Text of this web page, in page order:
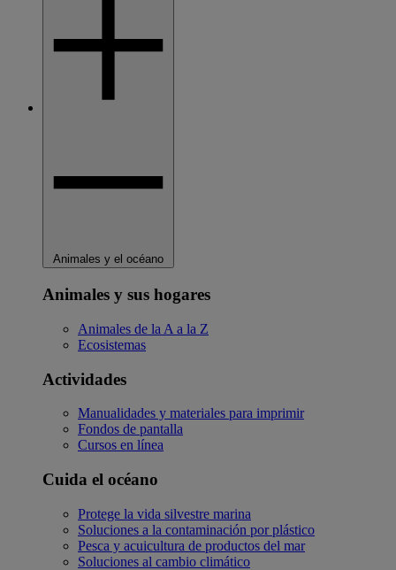
Animales y el océano
Animales y sus hogares
Animales de la A a la Z
Ecosistemas
Actividades
Manualidades y materiales para imprimir
Fondos de pantalla
Cursos en línea
Cuida el océano
Protege la vida silvestre marina
Soluciones a la contaminación por plástico
Pesca y acuicultura de productos del mar
Soluciones al cambio climático